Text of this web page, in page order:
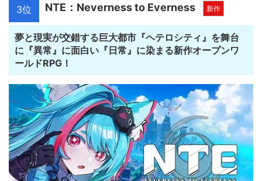
3位 NTE：Neverness to Everness 新作
夢と現実が交錯する巨大都市『ヘテロシティ』を舞台
に『異常』に面白い『日常』に染まる新作オープンワ
ールドRPG！